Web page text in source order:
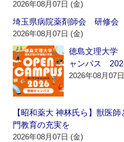
2026年08月07日 (金)
埼玉県病院薬剤師会 研修
2026年08月07日 (金)
徳島文理大
ャンパス
2026年08月07
【昭和薬大 神林氏ら】獣医
門教育の充実を
2026年08月07日 (金)